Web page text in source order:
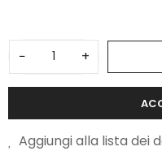
− +
Aggiungi alla lista dei